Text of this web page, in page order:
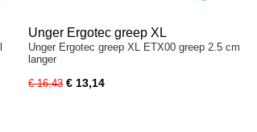
Unger Ergotec greep XL
Unger Ergotec greep XL ETX00 greep 2.5 cm
langer
€ 16,43 € 13,14